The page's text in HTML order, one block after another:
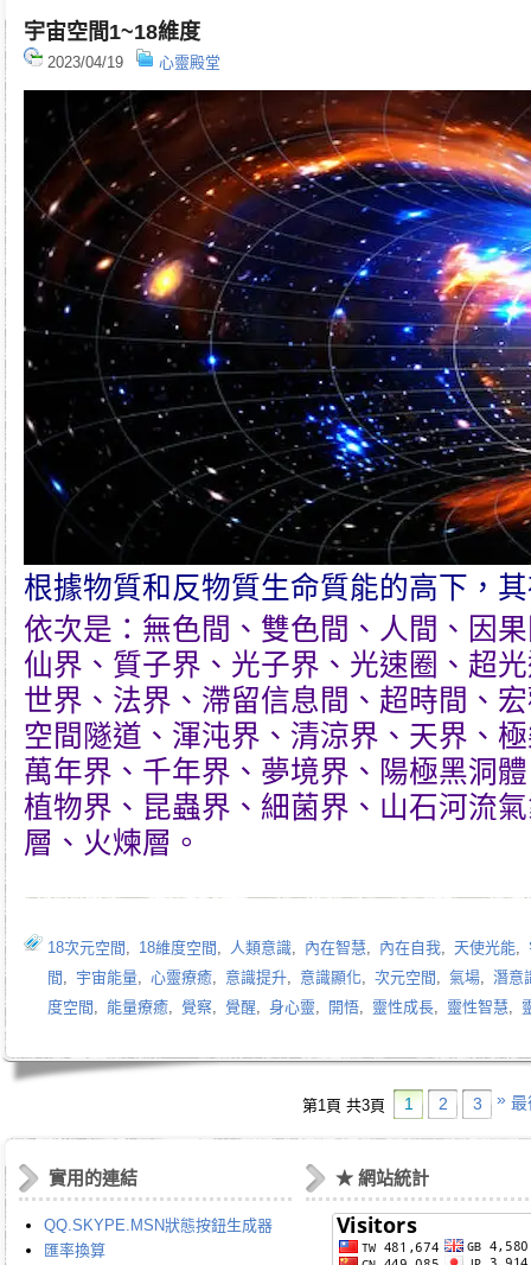
宇宙空間1~18維度
2023/04/19 心靈殿堂
根據物質和反物質生命質能的高下，
依次是：無色間、雙色間、人間、因
仙界、質子界、光子界、光速圈、超
世界、法界、滯留信息間、超時間、
空間隧道、渾沌界、清涼界、天界、
萬年界、千年界、夢境界、陽極黑洞
植物界、昆蟲界、細菌界、山石河流
層、火煉層。
18次元空間 , 18維度空間 , 人類意識, 內在智慧, 內在自我, 天使光能,
間 , 宇宙能量, 心靈療癒, 意識提升, 意識顯化, 次元空間 , 氣場, 潛意
度空間 , 能量療癒, 覺察, 覺醒, 身心靈, 開悟, 靈性成長, 靈性智慧,
第1頁 共3頁 1 2 3 » 最
實用的連結
QQ.SKYPE.MSN狀態按鈕生成器
匯率換算
★ 網站統計